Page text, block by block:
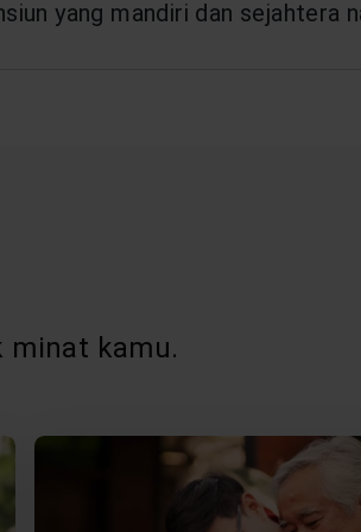
yang mandiri dan sejahtera
minat kamu.